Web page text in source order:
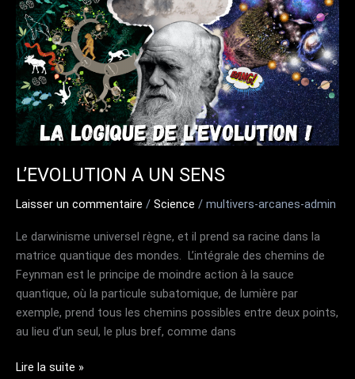
L’EVOLUTION A UN SENS
Laisser un commentaire / Science / multivers-arcanes-admin
Le darwinisme universel règne, et il prend sa racine dans la
matrice quantique des mondes. L’intégrale des chemins de
Feynman est le principe de moindre action à la sauce
quantique, où la particule subatomique, de lumière par
exemple, prend tous les chemins possibles entre deux points,
au lieu d’un seul, le plus bref, comme dans
L’EVOLUTION
Lire la suite »